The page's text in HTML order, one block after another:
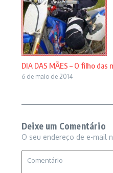
DIA DAS MÃES – O filho das
6 de maio de 2014
Deixe um Comentário
O seu endereço de e-mail